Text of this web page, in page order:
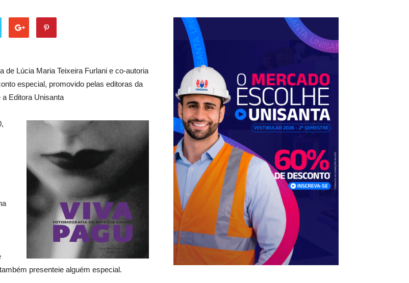
de Lúcia Maria Teixeira Furlani e co-autoria
especial, promovido pelas editoras da
Editora Unisanta
presenteie alguém especial.